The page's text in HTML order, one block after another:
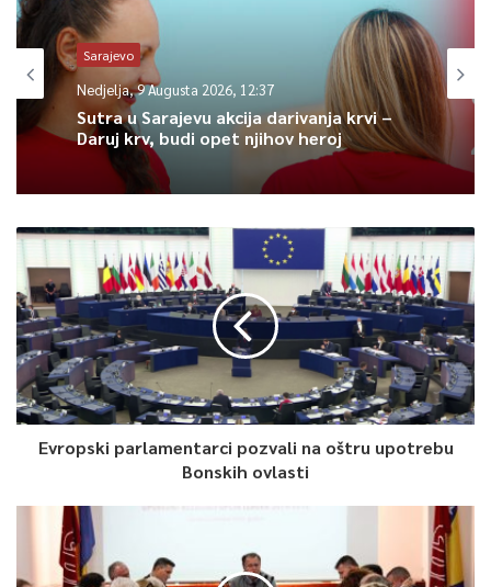
odlukom od 1. 10. 1999. poništio pet neustavnih zakona kojima
je Narodna skupština RS pokušala prisvojiti pravo da odlučuje o
primjeni važećih državnih zakona. S obzirom da je OHR tada
reagirao, navedena praksa i konzistentno izvršavanje mandata
ga obavezuje da to učini i sada.
Zato pozivamo visokog predstavnika da do 28. oktobra, kada
ustavnog poretka, poništi doneseni Zakon o lijekovima i
medicinskim sredstvima RS. Time će spriječiti pogubno dejstvo
ovog, ali i ostalih najavljenih akata. U protivnom, i sam Visoki
predstavnik će snositi odgovornost za posljedice, zaključuje se
u saopćenju SDA.
0
Article Rating
Sarajevo
Nedjelja, 9 Augusta 2026, 12:37
Sutra u Sarajevu akcija darivanja krvi –
Daruj krv, budi opet njihov heroj
Evropski parlamentarci pozvali na oštru upotrebu
Bonskih ovlasti